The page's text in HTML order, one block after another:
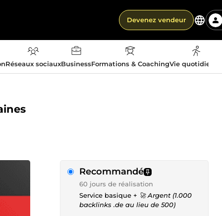
Devenez vendeur
Réseaux sociauxBusinessFormations & CoachingVie
Recommandé
60 jours de réalisation
Service basique + 🚀 Argent (1.000
backlinks .de au lieu de 500)